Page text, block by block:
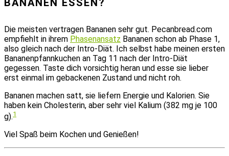
BANANEN ESSEN?
Die meisten vertragen Bananen sehr gut. Pecanbread.com
empfiehlt in ihrem Phasenansatz Bananen schon ab Phase 1,
also gleich nach der Intro-Diät. Ich selbst habe meinen ersten
Bananenpfannkuchen an Tag 11 nach der Intro-Diät
gegessen. Taste dich vorsichtig heran und esse sie lieber
erst einmal im gebackenen Zustand und nicht roh.
Bananen machen satt, sie liefern Energie und Kalorien. Sie
haben kein Cholesterin, aber sehr viel Kalium (382 mg je 100
g).1
Viel Spaß beim Kochen und Genießen!